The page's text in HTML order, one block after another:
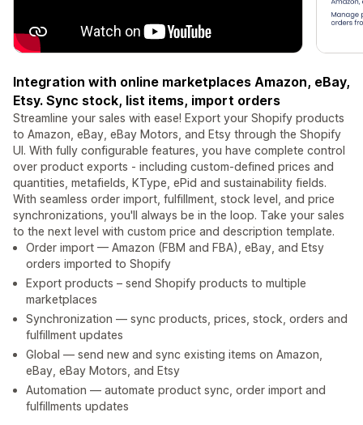
Integration with online marketplaces Amazon, eBay,
Etsy. Sync stock, list items, import orders
Streamline your sales with ease! Export your Shopify products
to Amazon, eBay, eBay Motors, and Etsy through the Shopify
UI. With fully configurable features, you have complete control
over product exports - including custom-defined prices and
quantities, metafields, KType, ePid and sustainability fields.
With seamless order import, fulfillment, stock level, and price
synchronizations, you'll always be in the loop. Take your sales
to the next level with custom price and description template.
Order import — Amazon (FBM and FBA), eBay, and Etsy
orders imported to Shopify
Export products – send Shopify products to multiple
marketplaces
Synchronization — sync products, prices, stock, orders and
fulfillment updates
Global — send new and sync existing items on Amazon,
eBay, eBay Motors, and Etsy
Automation — automate product sync, order import and
fulfillments updates